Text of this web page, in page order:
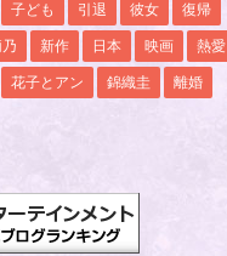
子ども 引退 彼女 復帰
新作 日本 映画 熱愛
花子とアン 錦織圭 離婚